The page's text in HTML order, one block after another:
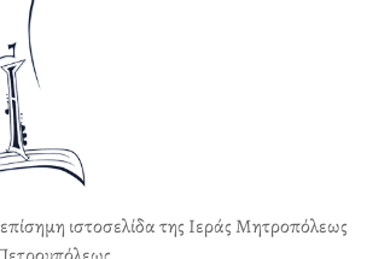
ιστοσελίδα της Ιεράς Μητροπόλεως